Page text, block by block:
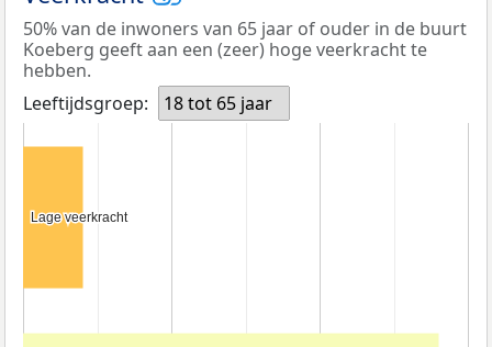
50% van de inwoners van 65 jaar of ouder in de buurt
Koeberg geeft aan een (zeer) hoge veerkracht te
hebben.
Leeftijdsgroep:
18 tot 65 jaar
Lage veerkracht
Lage veerkracht